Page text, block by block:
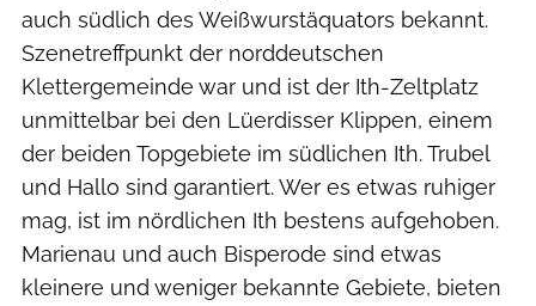
auch südlich des Weißwurstäquators bekannt.
Szenetreffpunkt der norddeutschen
Klettergemeinde war und ist der Ith-Zeltplatz
unmittelbar bei den Lüerdisser Klippen, einem
der beiden Topgebiete im südlichen Ith. Trubel
und Hallo sind garantiert. Wer es etwas ruhiger
mag, ist im nördlichen Ith bestens aufgehoben.
Marienau und auch Bisperode sind etwas
kleinere und weniger bekannte Gebiete, bieten